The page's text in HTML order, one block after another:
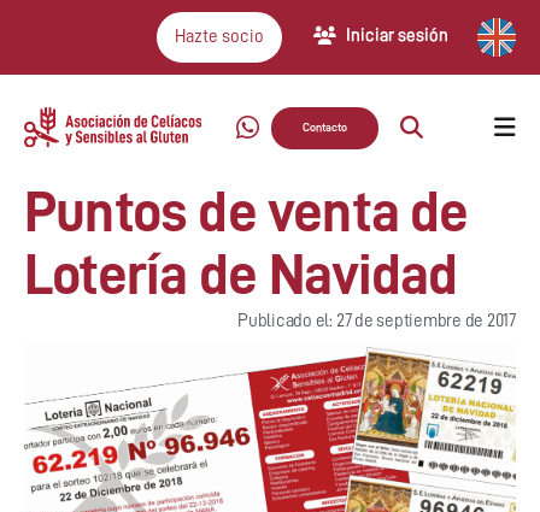
Hazte socio Iniciar sesión
Contacto
Puntos de venta de
Lotería de Navidad
Publicado el: 27 de septiembre de 2017